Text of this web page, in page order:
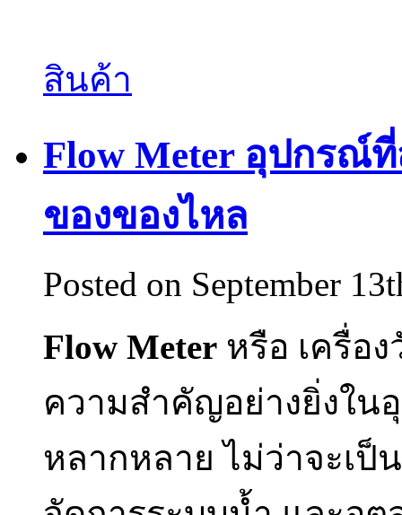
สินค้า
Flow Meter อุปกรณ์
ของของไหล
Posted on September
Flow Meter หรือ เครื่อ
ความสำคัญอย่างยิ่งใน
หลากหลาย ไม่ว่าจะเป็